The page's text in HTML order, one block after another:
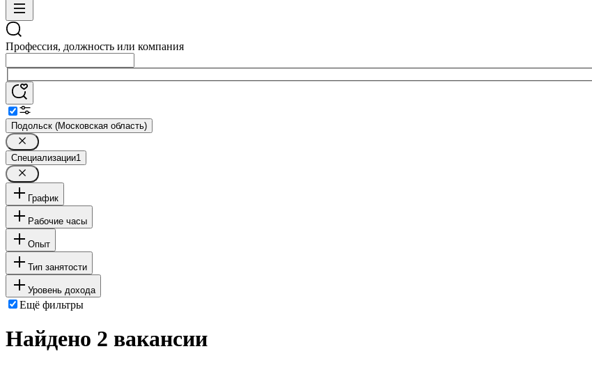
Профессия, должность или компания
Подольск (Московская область)
Специализации1
График
Рабочие часы
Опыт
Тип занятости
Уровень дохода
Ещё фильтры
Найдено 2 вакансии